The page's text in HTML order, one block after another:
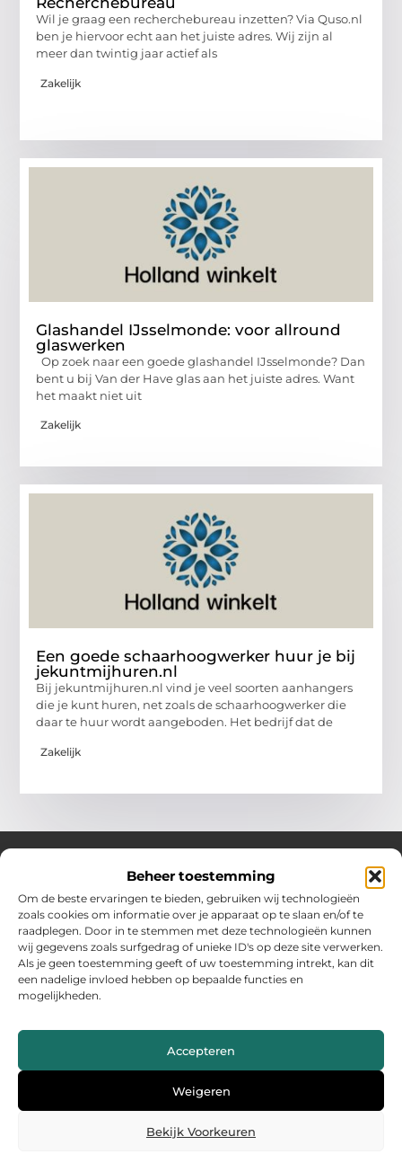
Beheer toestemming
Om de beste ervaringen te bieden, gebruiken wij technologieën
zoals cookies om informatie over je apparaat op te slaan en/of te
raadplegen. Door in te stemmen met deze technologieën kunnen
wij gegevens zoals surfgedrag of unieke ID's op deze site verwerken.
Als je geen toestemming geeft of uw toestemming intrekt, kan dit
een nadelige invloed hebben op bepaalde functies en
mogelijkheden.
Accepteren
Weigeren
Bekijk Voorkeuren
Wil je graag een recherchebureau inzetten? Via Quso.nl
ben je hiervoor echt aan het juiste adres. Wij zijn al
meer dan twintig jaar actief als
Zakelijk
Glashandel IJsselmonde: voor allround
glaswerken
Op zoek naar een goede glashandel IJsselmonde? Dan
bent u bij Van der Have glas aan het juiste adres. Want
het maakt niet uit
Zakelijk
Een goede schaarhoogwerker huur je bij
jekuntmijhuren.nl
Bij jekuntmijhuren.nl vind je veel soorten aanhangers
die je kunt huren, net zoals de schaarhoogwerker die
daar te huur wordt aangeboden. Het bedrijf dat de
Zakelijk
Over Hollandwinkelt
Jouw bron voor inspiratie en handige tips voor het dagelijks
leven.
Verken een gevarieerde selectie blogs en artikelen boordevol
praktische adviezen en verrassende inzichten om het beste uit
elke dag te halen.